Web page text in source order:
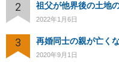
2 祖父が他界後の土地
2022年1月6日
3
2020年9月1日